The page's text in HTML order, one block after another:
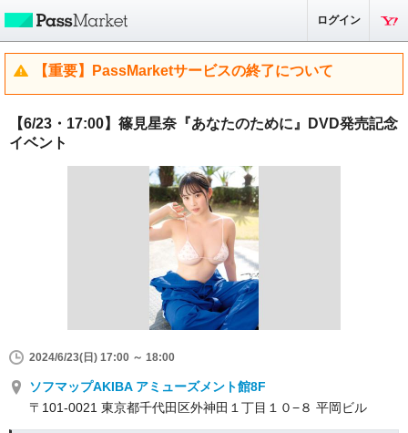
ログイン
【重要】PassMarketサービスの終了について
【6/23・17:00】篠見星奈『あなたのために』DVD発売記念
イベント
2024/6/23(日) 17:00 ～ 18:00
ソフマップAKIBA アミューズメント館8F
〒101-0021 東京都千代田区外神田１丁目１０−８ 平岡ビル